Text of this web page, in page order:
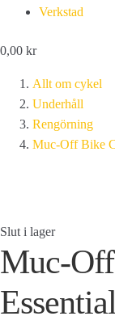
Verkstad
0,00 kr
Allt om cykel
Underhåll
Rengörning
Muc-Off Bike
Slut i lager
Muc-